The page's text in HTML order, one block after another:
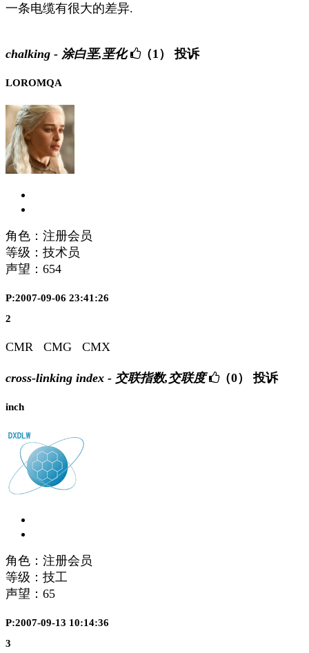
一条电缆有很大的差异.
chalking - 涂白垩,垩化 （1） 投诉
LOROMQA
角色：注册会员
等级：技术员
声望： 654
P:2007-09-06 23:41:26
2
CMR CMG CMX
cross-linking index - 交联指数,交联度 （0） 投诉
inch
角色：注册会员
等级：技工
声望： 65
P:2007-09-13 10:14:36
3